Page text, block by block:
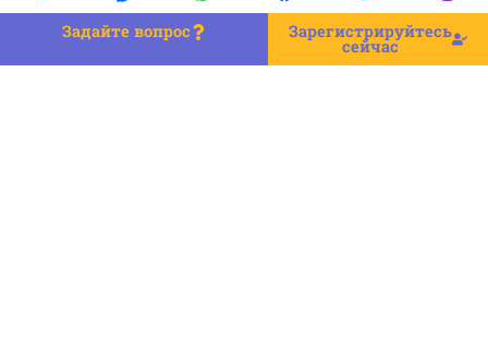
Задайте вопрос Зарегистрируйтесь
сейчас